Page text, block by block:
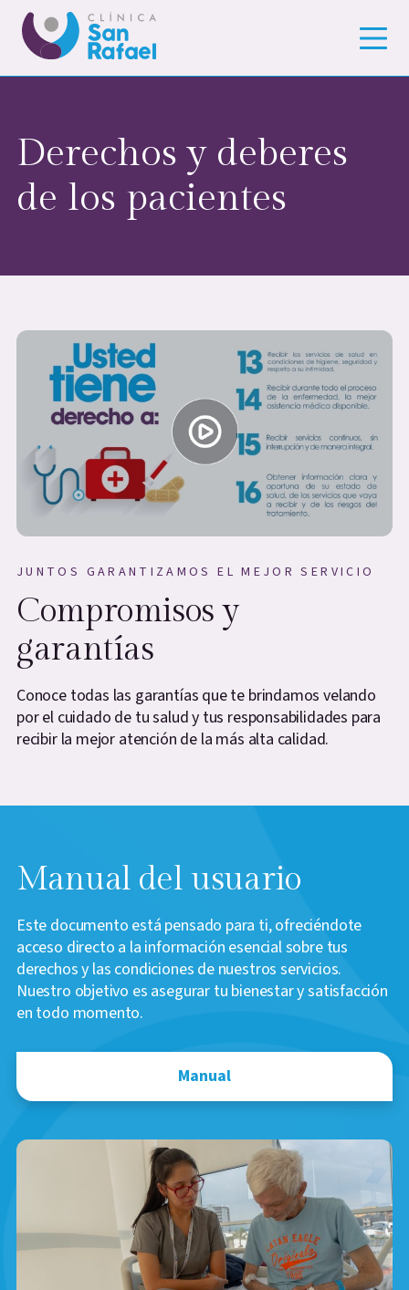
Derechos y deberes
de los pacientes
JUNTOS GARANTIZAMOS EL MEJOR SERVICIO
Compromisos y
garantías
Conoce todas las garantías que te brindamos velando
por el cuidado de tu salud y tus responsabilidades para
recibir la mejor atención de la más alta calidad.
Manual del usuario
Este documento está pensado para ti, ofreciéndote
acceso directo a la información esencial sobre tus
derechos y las condiciones de nuestros servicios.
Nuestro objetivo es asegurar tu bienestar y satisfacción
en todo momento.
Manual